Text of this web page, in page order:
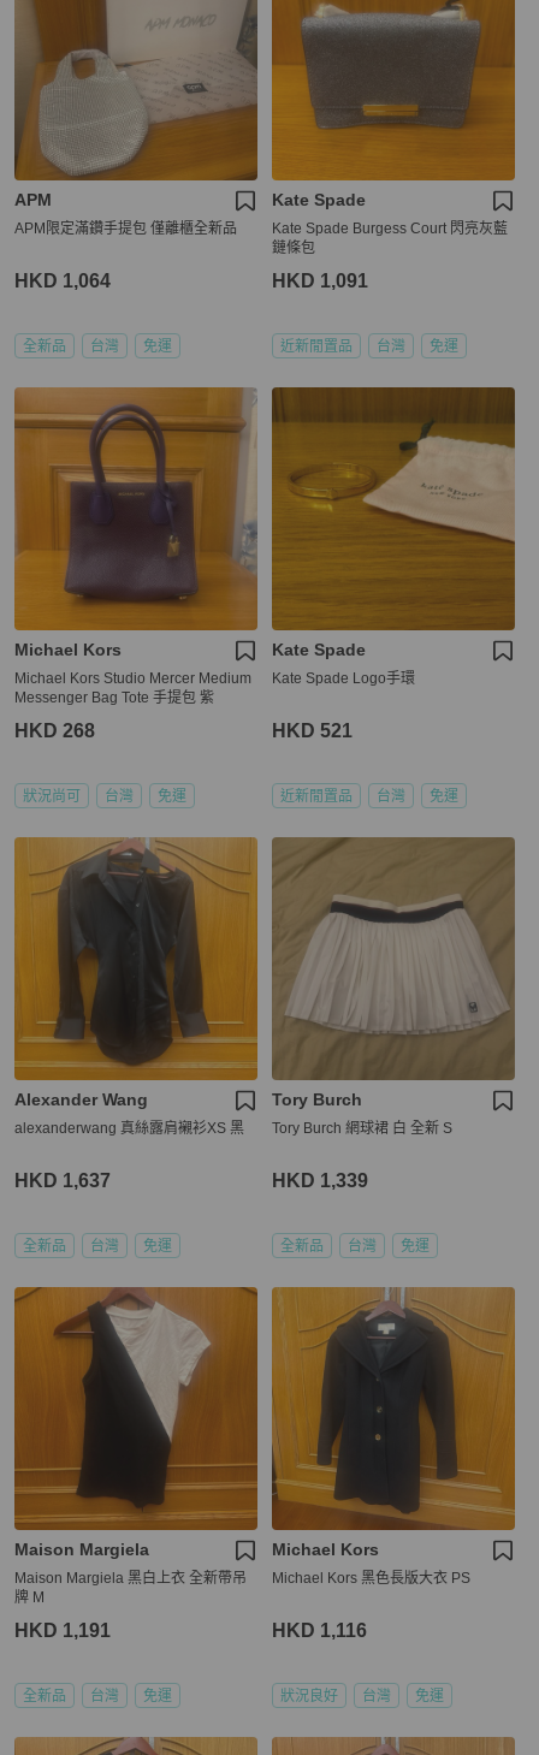
APM
APM限定滿鑽手提包 僅離櫃全新品
HKD 1,064
全新品 台灣 免運
Kate Spade
Kate Spade Burgess Court 閃亮灰藍
鏈條包
HKD 1,091
近新閒置品 台灣 免運
Michael Kors
Michael Kors Studio Mercer Medium
Messenger Bag Tote 手提包 紫
HKD 268
狀況尚可 台灣 免運
Kate Spade
Kate Spade Logo手環
HKD 521
近新閒置品 台灣 免運
Alexander Wang
alexanderwang 真絲露肩襯衫XS 黑
HKD 1,637
全新品 台灣 免運
Tory Burch
Tory Burch 網球裙 白 全新 S
HKD 1,339
全新品 台灣 免運
Maison Margiela
Maison Margiela 黑白上衣 全新帶吊
牌 M
HKD 1,191
全新品 台灣 免運
Michael Kors
Michael Kors 黑色長版大衣 PS
HKD 1,116
狀況良好 台灣 免運